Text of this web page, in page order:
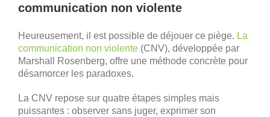
communication non violente
Heureusement, il est possible de déjouer ce piège. La
communication non violente (CNV), développée par
Marshall Rosenberg, offre une méthode concrète pour
désamorcer les paradoxes.
La CNV repose sur quatre étapes simples mais
puissantes : observer sans juger, exprimer son